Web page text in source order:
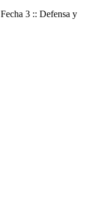
Fecha 3 :: Defensa y